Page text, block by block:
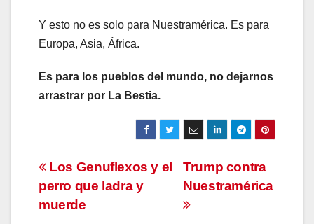
Y esto no es solo para Nuestramérica. Es para
Europa, Asia, África.
Es para los pueblos del mundo, no dejarnos
arrastrar por La Bestia.
Navegación
de
Trump contra
Nuestramérica
Los Genuflexos y el
perro que ladra y
muerde